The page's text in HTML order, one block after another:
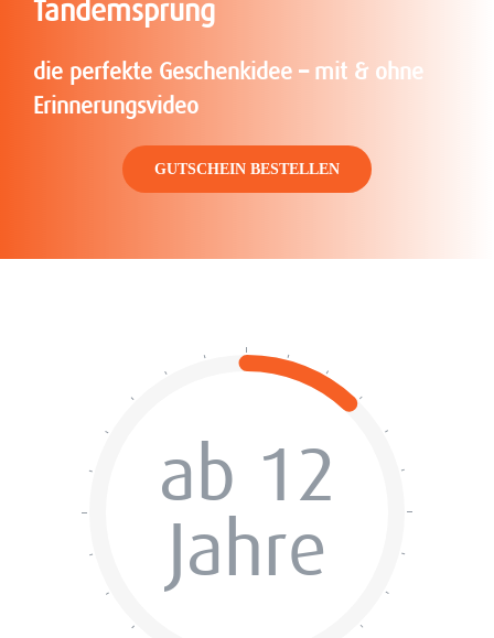
Tandemsprung
die perfekte Geschenkidee – mit & ohne
Erinnerungsvideo
GUTSCHEIN BESTELLEN
ab 12
Jahre